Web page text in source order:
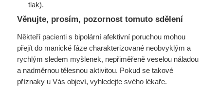
tlak).
Věnujte, prosím, pozornost tomuto sdělení
Někteří pacienti s bipolární afektivní poruchou mohou
přejít do manické fáze charakterizované neobvyklým a
rychlým sledem myšlenek, nepřiměřeně veselou náladou
a nadměrnou tělesnou aktivitou. Pokud se takové
příznaky u Vás objeví, vyhledejte svého lékaře.